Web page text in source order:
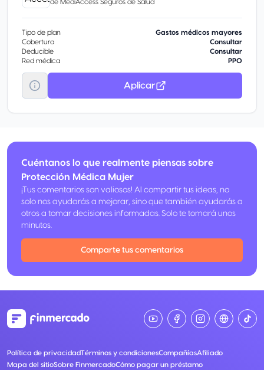
de MediAccess Seguros de Salud
Tipo de plan
Gastos médicos mayores
Cobertura
Consultar
Deducible
Consultar
Red médica
PPO
Aplicar
Cuéntanos lo que realmente piensas sobre
Protección Médica Mujer
¡Tus comentarios son valiosos! Al compartir tus ideas, no
solo nos ayudarás a mejorar, sino que también ayudarás a
otros a tomar decisiones informadas. Solo te tomará unos
minutos.
Comparte tus comentarios
Política de privacidadTérminos y condicionesCompañíasAfiliado
Mapa del sitioSobre FinmercadoCómo pagar un préstamo